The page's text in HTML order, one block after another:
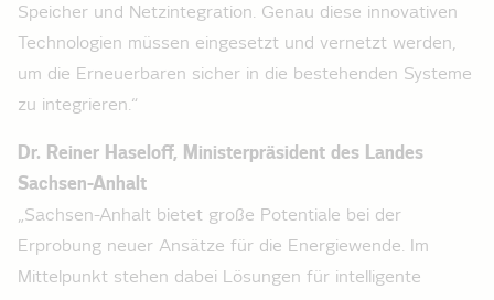
Speicher und Netzintegration. Genau diese innovativen
Technologien müssen eingesetzt und vernetzt werden,
um die Erneuerbaren sicher in die bestehenden Systeme
zu integrieren.“
Dr. Reiner Haseloff, Ministerpräsident des Landes
Sachsen-Anhalt
„Sachsen-Anhalt bietet große Potentiale bei der
Erprobung neuer Ansätze für die Energiewende. Im
Mittelpunkt stehen dabei Lösungen für intelligente